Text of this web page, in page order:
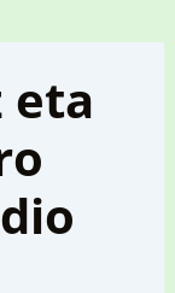
eta